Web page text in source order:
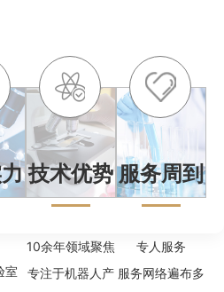
室
技术优势
10余年领域聚焦
专注于机器人产
服务周到
专人服务
服务网络遍布多